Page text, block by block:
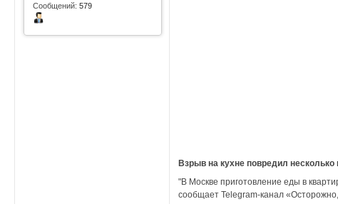
Сообщений:579
Взрыв на кухне повредил
"В Москве приготовление еды в
сообщает Telegram-канал